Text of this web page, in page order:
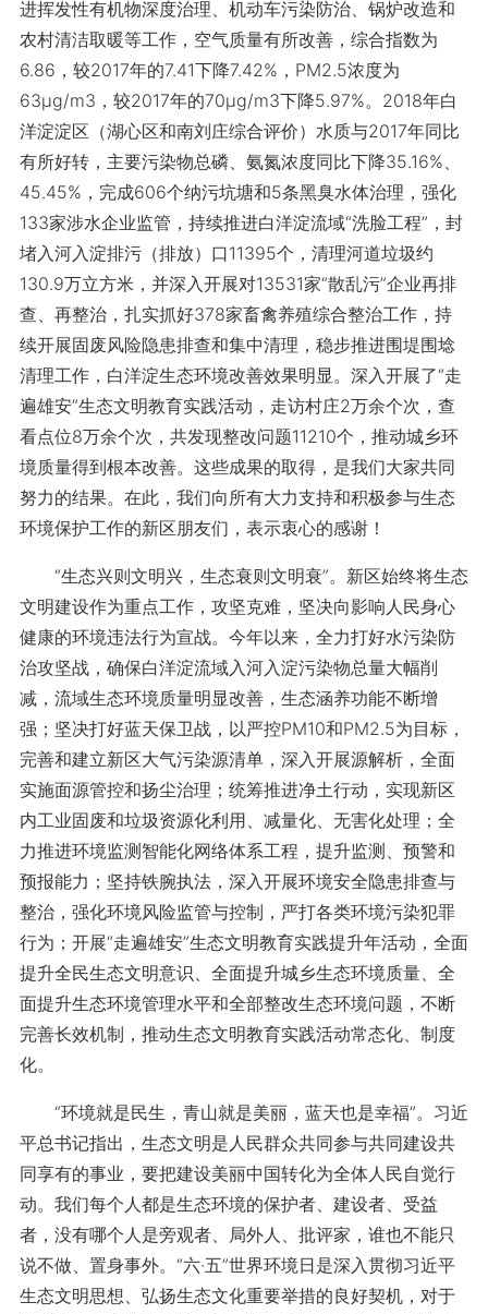
进挥发性有机物深度治理、机动车污染防治、锅炉改造和
农村清洁取暖等工作，空气质量有所改善，综合指数为
6.86，较2017年的7.41下降7.42%，PM2.5浓度为
63μg/m3，较2017年的70μg/m3下降5.97%。2018年白
洋淀淀区（湖心区和南刘庄综合评价）水质与2017年同比
有所好转，主要污染物总磷、氨氮浓度同比下降35.16%、
45.45%，完成606个纳污坑塘和5条黑臭水体治理，强化
133家涉水企业监管，持续推进白洋淀流域“洗脸工程”，封
堵入河入淀排污（排放）口11395个，清理河道垃圾约
130.9万立方米，并深入开展对13531家“散乱污”企业再排
查、再整治，扎实抓好378家畜禽养殖综合整治工作，持
续开展固废风险隐患排查和集中清理，稳步推进围堤围埝
清理工作，白洋淀生态环境改善效果明显。深入开展了“走
遍雄安”生态文明教育实践活动，走访村庄2万余个次，查
看点位8万余个次，共发现整改问题11210个，推动城乡环
境质量得到根本改善。这些成果的取得，是我们大家共同
努力的结果。在此，我们向所有大力支持和积极参与生态
环境保护工作的新区朋友们，表示衷心的感谢！
“生态兴则文明兴，生态衰则文明衰”。新区始终将生态
文明建设作为重点工作，攻坚克难，坚决向影响人民身心
健康的环境违法行为宣战。今年以来，全力打好水污染防
治攻坚战，确保白洋淀流域入河入淀污染物总量大幅削
减，流域生态环境质量明显改善，生态涵养功能不断增
强；坚决打好蓝天保卫战，以严控PM10和PM2.5为目标，
完善和建立新区大气污染源清单，深入开展源解析，全面
实施面源管控和扬尘治理；统筹推进净土行动，实现新区
内工业固废和垃圾资源化利用、减量化、无害化处理；全
力推进环境监测智能化网络体系工程，提升监测、预警和
预报能力；坚持铁腕执法，深入开展环境安全隐患排查与
整治，强化环境风险监管与控制，严打各类环境污染犯罪
行为；开展“走遍雄安”生态文明教育实践提升年活动，全面
提升全民生态文明意识、全面提升城乡生态环境质量、全
面提升生态环境管理水平和全部整改生态环境问题，不断
完善长效机制，推动生态文明教育实践活动常态化、制度
化。
“环境就是民生，青山就是美丽，蓝天也是幸福”。习近
平总书记指出，生态文明是人民群众共同参与共同建设共
同享有的事业，要把建设美丽中国转化为全体人民自觉行
动。我们每个人都是生态环境的保护者、建设者、受益
者，没有哪个人是旁观者、局外人、批评家，谁也不能只
说不做、置身事外。“六·五”世界环境日是深入贯彻习近平
生态文明思想、弘扬生态文化重要举措的良好契机，对于